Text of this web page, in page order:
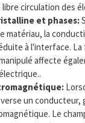
circulation des
et phases:
matériau, la
à l'interface. La
affecte
un conducteur,
Le